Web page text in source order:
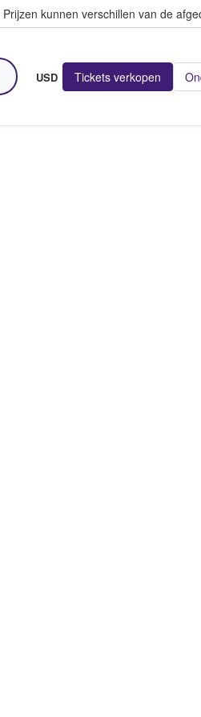
Prijzen kunnen verschillen van de
USD Tickets verkopen